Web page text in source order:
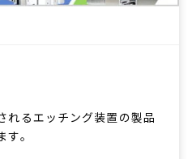
れるエッチング装置の製品
。